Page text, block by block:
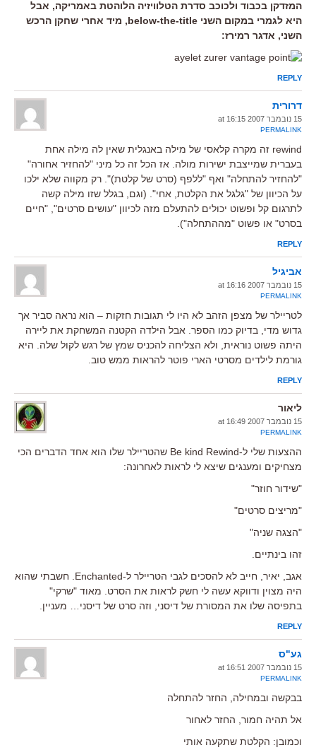
המזדקן בכבוד ולכוכב סדרת הטלוויזיה הלוהטת באמריקה, אבל
היא לגמרי במקום השני below-the-title, מיד אחרי שחקן הרכש
השני, אדגר רמירז:
REPLY
דרורית
15 נובמבר 2007 at 16:15
PERMALINK
rewind זה מקרה קלאסי של מילה באנגלית שאין לה מילה אחת
בעברית שמייצבת ישירות מולה. אז הכל זה כל מיני "להחזיר אחורה"
"להחזיר להתחלה" ואף "ללפף (סרט של קלטת)". רק מקווה שלא ילכו
על הכיוון של "גלגל את הקלטת, אחי". (וגם, בגלל שזו מילה קשה
לתרגום קל ופשוט יכולים להתעלם מזה לכיוון "עושים סרטים", "חיים
בסרט" או פשוט "מההתחלה").
REPLY
אביגיל
15 נובמבר 2007 at 16:16
PERMALINK
לטריילר של מצפן הזהב לא היו לי תגובות חזקות – הוא נראה סביר אך
גדוש מדי, בדיוק כמו הספר. אבל הילדה הקטנה המשחקת את ליירה
היתה פשוט נוראית, ולא הצליחה להכניס שמץ של רגש לקול שלה. היא
גורמת לילדים מסרטי הארי פוטר להראות ממש טוב.
REPLY
ליאור
15 נובמבר 2007 at 16:49
PERMALINK
ההצעות שלי ל-Be kind Rewind שהטריילר שלו הוא אחד הדברים הכי
מצחיקים ומענגים שיצא לי לראות לאחרונה:
"שידור חוזר"
"מריצים סרטים"
"הצגה שניה"
זהו בינתיים.
אגב, יאיר, חייב לא להסכים לגבי הטריילר ל-Enchanted. חשבתי שהוא
היה מצוין ודווקא עשה לי חשק לראות את הסרט. מאוד "שרקי"
בתפיסה שלו את המסורת של דיסני, וזה סרט של דיסני… מעניין.
REPLY
גע"ס
15 נובמבר 2007 at 16:51
PERMALINK
בבקשה ובמחילה, החזר להתחלה
אל תהיה חמור, החזר לאחור
וכמובן: הקלטת שתקעה אותי